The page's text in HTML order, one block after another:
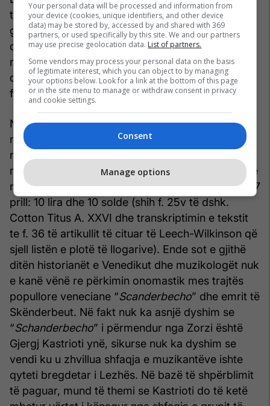
të Zi, të Shqipërisë dhe të Greqisë që asokohe
gjendeshin nën sundimin e Venedikut. Disa
dokumente përmbajnë pagesa për shfaqje
muzikore në raste festash a dasmash nëpër
qytetet e lartpërmendura ku qëndronte anija, me
ftesën e bujarëve të vendit.
Në prill të vitit 1449, me gjasa i shoqëruar nga
muzikantë të tjerë, Zorzi u ftua të luante në Lezhë
nga Skënderbeu (“
mori si shpërblim një shumë parash më të lartë se
në raste të tjera, siç rezulton nga shënimi i ditës 17
prill: 10 lira dhe 10 solde (shih f. 25v të dshk.
Cotton Titus A. XXVI dhe transkriptimin e tekstit
te f. 36 të artikullit të cituar të Leech-Wilkinson që
sjell listën e plotë të llogarive). Ende sot e gjithë
ditën historianët e Venedikut dhe muzikologët nuk
e kanë vënë re përkimin onomastik mes trajtës
popullore veneciane “Scanderbecho” dhe emrit të
Skënderbeut. Në fakt nuk ka asnjë dyshim se
“Schanderbecho” i përmendur nga Zorzi është
Gjergj Kastrioti ynë, sikurse nuk ka dyshim se
vendi ku u zhvillua shfaqja e muzikantëve ishte
qyteti bregdetar i Lezhës. Në bazë të shpërblimit
të paguar, mund të themi se Kastrioti do të ketë
Your personal data will be processed and information from
your device (cookies, unique identifiers, and other device
data) may be stored by, accessed by and shared with 369
partners, or used specifically by this site. We and our partners
may use precise geolocation data. List of partners.
Some vendors may process your personal data on the basis
of legitimate interest, which you can object to by managing
your options below. Look for a link at the bottom of this page
or in the site menu to manage or withdraw consent in privacy
and cookie settings.
Consent
Manage options